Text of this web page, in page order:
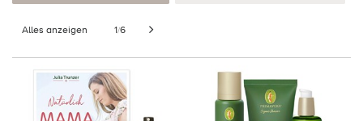
Alles anzeigen 1/6